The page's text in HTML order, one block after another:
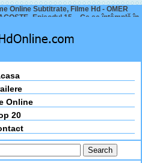
Online Subtitrate, Filme Hd - OMER
-Episodul 15 – Ce se întâmplă în
Online
20